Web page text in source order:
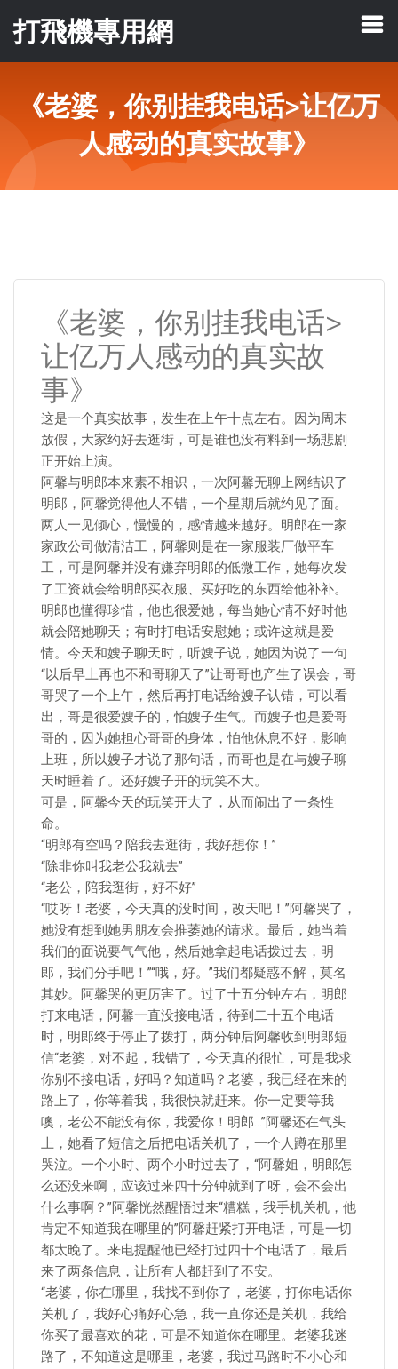
打飛機專用網
《老婆，你别挂我电话>让亿万
人感动的真实故事》
《老婆，你别挂我电话>
让亿万人感动的真实故
事》
这是一个真实故事，发生在上午十点左右。因为周末
放假，大家约好去逛街，可是谁也没有料到一场悲剧
正开始上演。
阿馨与明郎本来素不相识，一次阿馨无聊上网结识了
明郎，阿馨觉得他人不错，一个星期后就约见了面。
两人一见倾心，慢慢的，感情越来越好。明郎在一家
家政公司做清洁工，阿馨则是在一家服装厂做平车
工，可是阿馨并没有嫌弃明郎的低微工作，她每次发
了工资就会给明郎买衣服、买好吃的东西给他补补。
明郎也懂得珍惜，他也很爱她，每当她心情不好时他
就会陪她聊天；有时打电话安慰她；或许这就是爱
情。今天和嫂子聊天时，听嫂子说，她因为说了一句
“以后早上再也不和哥聊天了”让哥哥也产生了误会，哥
哥哭了一个上午，然后再打电话给嫂子认错，可以看
出，哥是很爱嫂子的，怕嫂子生气。而嫂子也是爱哥
哥的，因为她担心哥哥的身体，怕他休息不好，影响
上班，所以嫂子才说了那句话，而哥也是在与嫂子聊
天时睡着了。还好嫂子开的玩笑不大。
可是，阿馨今天的玩笑开大了，从而闹出了一条性
命。
“明郎有空吗？陪我去逛街，我好想你！”
“除非你叫我老公我就去”
“老公，陪我逛街，好不好”
“哎呀！老婆，今天真的没时间，改天吧！”阿馨哭了，
她没有想到她男朋友会推萎她的请求。最后，她当着
我们的面说要气气他，然后她拿起电话拨过去，明
郎，我们分手吧！”“哦，好。”我们都疑惑不解，莫名
其妙。阿馨哭的更厉害了。过了十五分钟左右，明郎
打来电话，阿馨一直没接电话，待到二十五个电话
时，明郎终于停止了拨打，两分钟后阿馨收到明郎短
信“老婆，对不起，我错了，今天真的很忙，可是我求
你别不接电话，好吗？知道吗？老婆，我已经在来的
路上了，你等着我，我很快就赶来。你一定要等我
噢，老公不能没有你，我爱你！明郎…”阿馨还在气头
上，她看了短信之后把电话关机了，一个人蹲在那里
哭泣。一个小时、两个小时过去了，“阿馨姐，明郎怎
么还没来啊，应该过来四十分钟就到了呀，会不会出
什么事啊？”阿馨恍然醒悟过来“糟糕，我手机关机，他
肯定不知道我在哪里的”阿馨赶紧打开电话，可是一切
都太晚了。来电提醒他已经打过四十个电话了，最后
来了两条信息，让所有人都赶到了不安。
“老婆，你在哪里，我找不到你了，老婆，打你电话你
关机了，我好心痛好心急，我一直你还是关机，我给
你买了最喜欢的花，可是不知道你在哪里。老婆我迷
路了，不知道这是哪里，老婆，我过马路时不小心和